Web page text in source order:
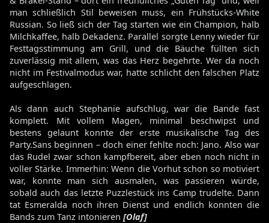
man schließlich Stil beweisen muss, ein Frühstücks-White
Russian. So ließ sich der Tag starten wie ein Champion, halb
Milchkaffee, halb Dekadenz. Parallel sorgte Lenny wieder für
Festtagsstimmung am Grill, und die Bäuche füllten sich
zuverlässig mit allem, was das Herz begehrte. Wer da noch
nicht im Festivalmodus war, hatte schlicht den falschen Platz
aufgeschlagen.
Als dann auch Stephanie aufschlug, war die Bande fast
komplett. Mit vollem Magen, minimal beschwipst und
bestens gelaunt konnte der erste musikalische Tag des
Party.Sans beginnen – doch einer fehlte noch: Jano. Also war
das Rudel zwar schon kampfbereit, aber eben noch nicht in
voller Stärke. Immerhin: Wenn die Vorhut schon so motiviert
war, konnte man sich ausmalen, was passieren würde,
sobald auch das letzte Puzzlestück ins Camp trudelte. Dann
tat Esmeralda noch ihren Dienst und endlich konnten die
Bands zum Tanz intonieren [Olaf]